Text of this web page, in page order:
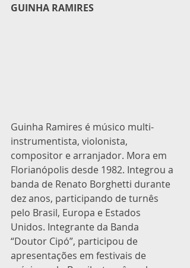
GUINHA RAMIRES
Guinha Ramires é músico multi-
instrumentista, violonista,
compositor e arranjador. Mora em
Florianópolis desde 1982. Integrou a
banda de Renato Borghetti durante
dez anos, participando de turnês
pelo Brasil, Europa e Estados
Unidos. Integrante da Banda
“Doutor Cipó”, participou de
apresentações em festivais de